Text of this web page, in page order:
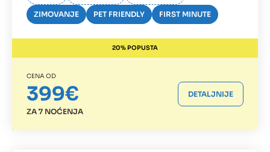
ZIMOVANJE PET FRIENDLY FIRST MINUTE
20% POPUSTA
CENA OD
399€
ZA 7 NOĆENJA
DETALJNIJE